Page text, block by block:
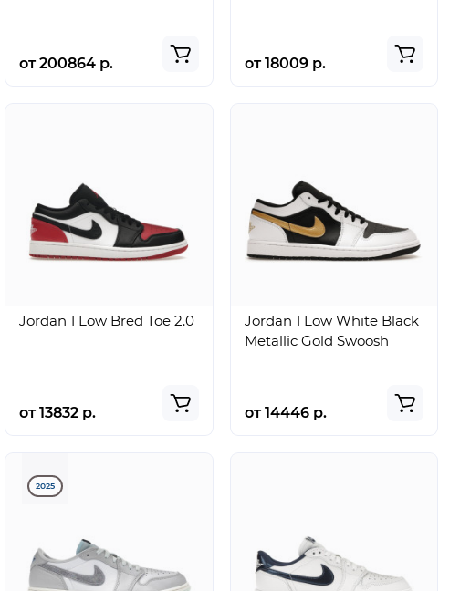
от 200864 р. от 18009 р.
Jordan 1 Low Bred Toe 2.0
от 13832 р.
Jordan 1 Low White Black
Metallic Gold Swoosh
от 14446 р.
2025